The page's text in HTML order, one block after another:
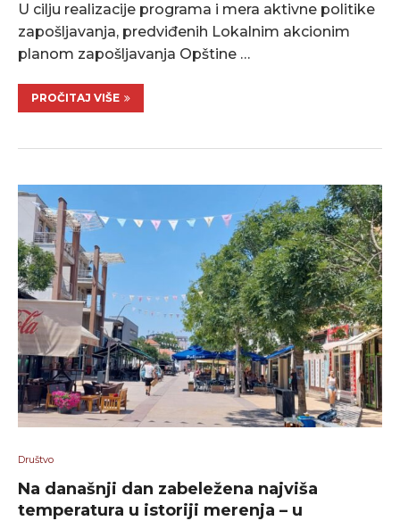
U cilju realizacije programa i mera aktivne politike
zapošljavanja, predviđenih Lokalnim akcionim
planom zapošljavanja Opštine …
PROČITAJ VIŠE
Društvo
Na današnji dan zabeležena najviša
temperatura u istoriji merenja – u